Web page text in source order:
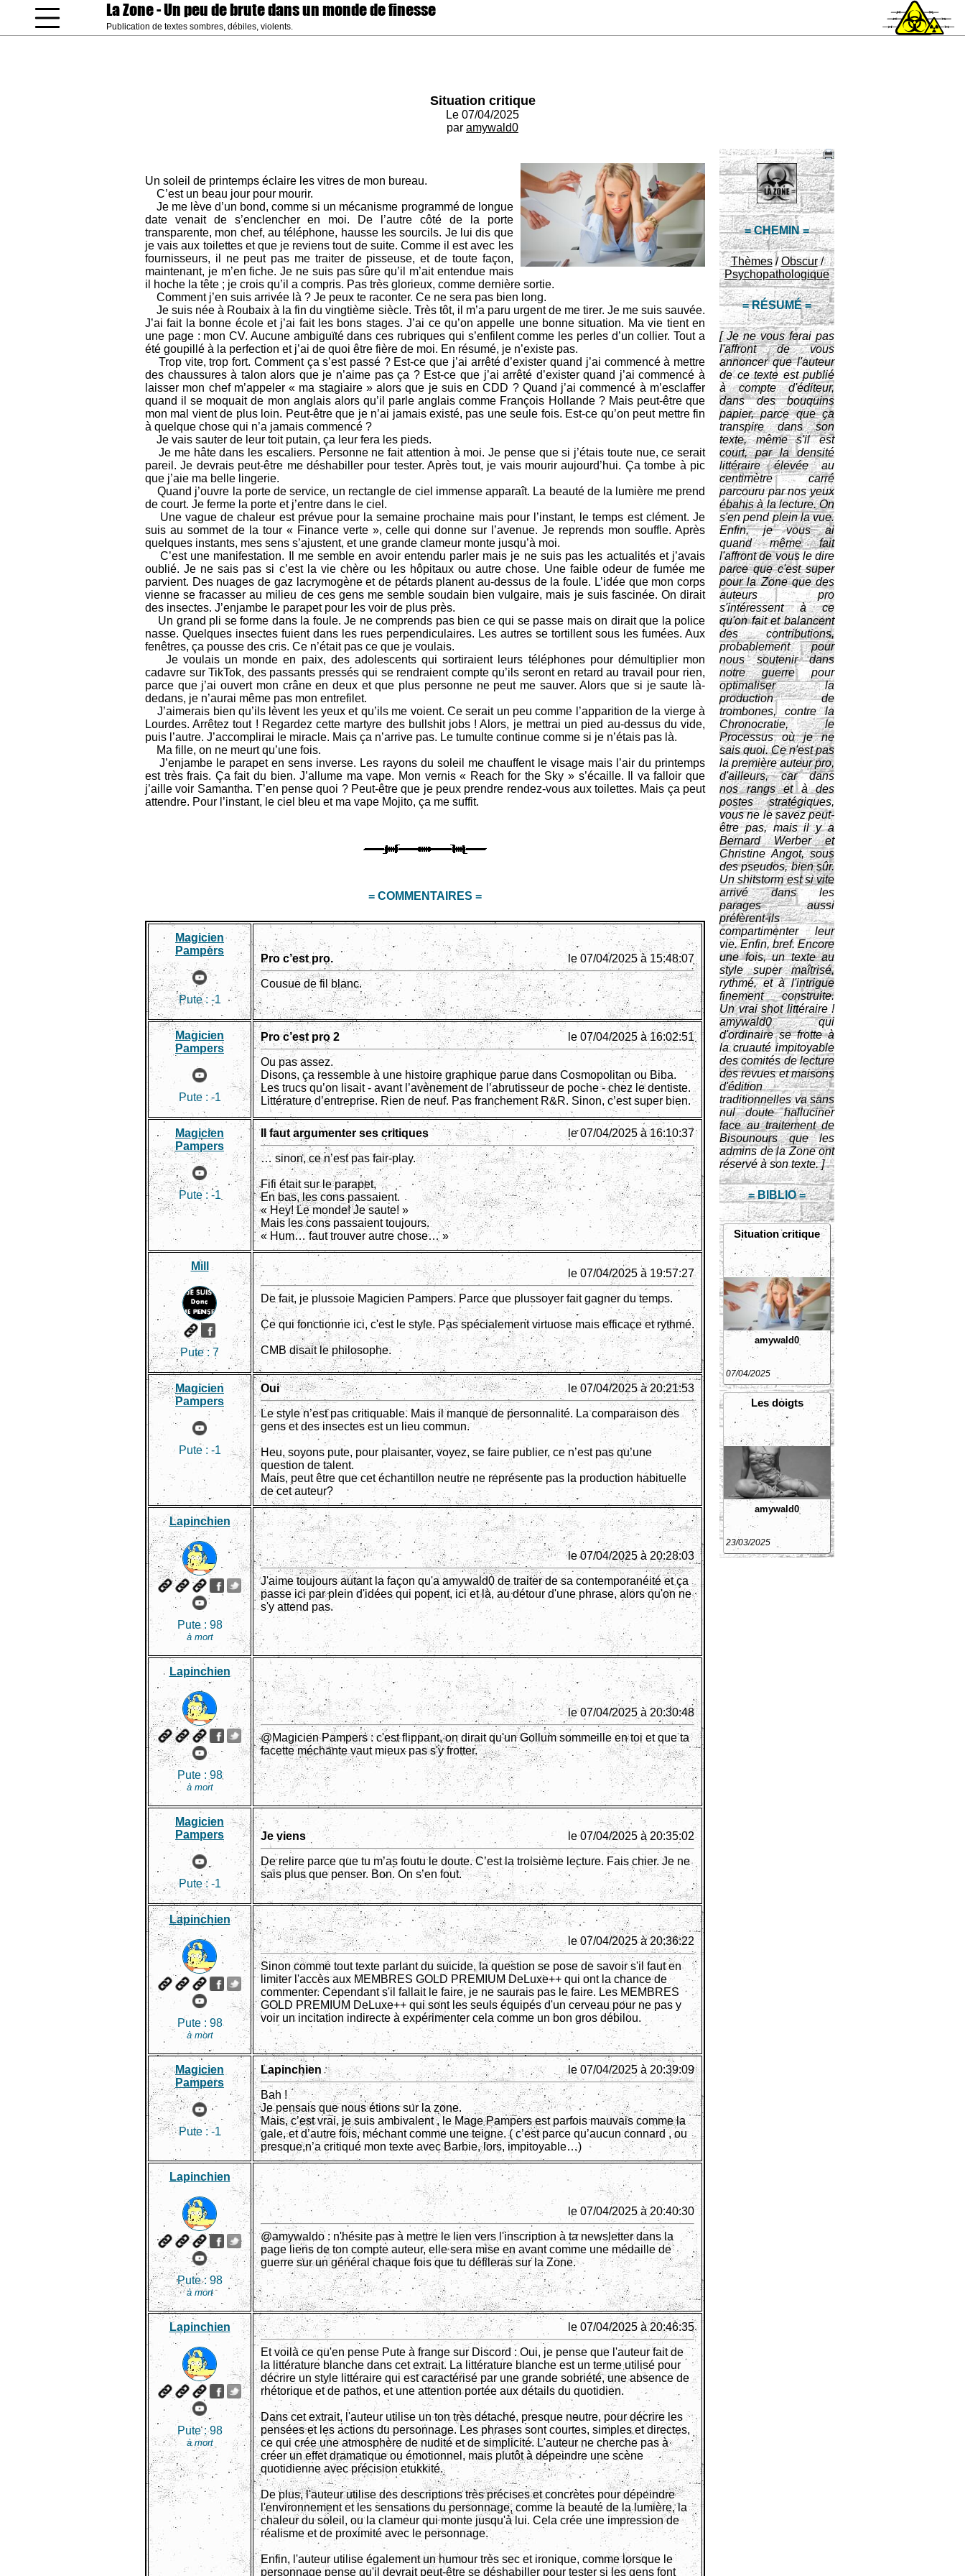
La Zone- Un peu de brute dans un monde de finesse
Publication de textes sombres, débiles, violents.
Situation critique
Le 07/04/2025
par amywald0
= CHEMIN =
Thèmes/Obscur/
Psychopathologique
= RÉSUMÉ =
[ Je ne vous ferai pas
l'affront de vous
annoncer que l'auteur
de ce texte est publié
à compte d'éditeur,
dans des bouquins
papier, parce que ça
transpire dans son
texte, même s'il est
court, par la densité
littéraire élevée au
centimètre carré
parcouru par nos yeux
ébahis à la lecture. On
s'en pend plein la vue.
Enfin, je vous ai
quand même fait
l'affront de vous le dire
parce que c'est super
pour la Zone que des
auteurs pro
s'intéressent à ce
qu'on fait et balancent
des contributions,
probablement pour
nous soutenir dans
notre guerre pour
optimaliser la
production de
trombones, contre la
Chronocratie, le
Processus où je ne
sais quoi. Ce n'est pas
la première auteur pro,
d'ailleurs, car dans
nos rangs et à des
postes stratégiques,
vous ne le savez peut-
être pas, mais il y a
Bernard Werber et
Christine Angot, sous
des pseudos, bien sûr.
Un shitstorm est si vite
arrivé dans les
parages aussi
préfèrent-ils
compartimenter leur
vie. Enfin, bref. Encore
une fois, un texte au
style super maîtrisé,
rythmé, et à l'intrigue
finement construite.
Un vrai shot littéraire !
amywald0 qui
d'ordinaire se frotte à
la cruauté impitoyable
des comités de lecture
des revues et maisons
d'édition
traditionnelles va sans
nul doute halluciner
face au traitement de
Bisounours que les
admins de la Zone ont
réservé à son texte. ]
= BIBLIO =
Situation critique
amywald0
07/04/2025
Les doigts
amywald0
23/03/2025
Un soleil de printemps éclaire les vitres de mon bureau.
C’est un beau jour pour mourir.
Je me lève d’un bond, comme si un mécanisme programmé de longue
date venait de s’enclencher en moi. De l’autre côté de la porte
transparente, mon chef, au téléphone, hausse les sourcils. Je lui dis que
je vais aux toilettes et que je reviens tout de suite. Comme il est avec les
fournisseurs, il ne peut pas me traiter de pisseuse, et de toute façon,
maintenant, je m’en fiche. Je ne suis pas sûre qu’il m’ait entendue mais
il hoche la tête ; je crois qu’il a compris. Pas très glorieux, comme dernière sortie.
Comment j’en suis arrivée là ? Je peux te raconter. Ce ne sera pas bien long.
Je suis née à Roubaix à la fin du vingtième siècle. Très tôt, il m’a paru urgent de me tirer. Je me suis sauvée.
J’ai fait la bonne école et j’ai fait les bons stages. J’ai ce qu’on appelle une bonne situation. Ma vie tient en
une page : mon CV. Aucune ambiguïté dans ces rubriques qui s’enfilent comme les perles d’un collier. Tout a
été goupillé à la perfection et j’ai de quoi être fière de moi. En résumé, je n’existe pas.
Trop vite, trop fort. Comment ça s’est passé ? Est-ce que j’ai arrêté d’exister quand j’ai commencé à mettre
des chaussures à talon alors que je n’aime pas ça ? Est-ce que j’ai arrêté d’exister quand j’ai commencé à
laisser mon chef m’appeler « ma stagiaire » alors que je suis en CDD ? Quand j’ai commencé à m’esclaffer
quand il se moquait de mon anglais alors qu’il parle anglais comme François Hollande ? Mais peut-être que
mon mal vient de plus loin. Peut-être que je n’ai jamais existé, pas une seule fois. Est-ce qu’on peut mettre fin
à quelque chose qui n’a jamais commencé ?
Je vais sauter de leur toit putain, ça leur fera les pieds.
Je me hâte dans les escaliers. Personne ne fait attention à moi. Je pense que si j’étais toute nue, ce serait
pareil. Je devrais peut-être me déshabiller pour tester. Après tout, je vais mourir aujourd’hui. Ça tombe à pic
que j’aie ma belle lingerie.
Quand j’ouvre la porte de service, un rectangle de ciel immense apparaît. La beauté de la lumière me prend
de court. Je ferme la porte et j’entre dans le ciel.
Une vague de chaleur est prévue pour la semaine prochaine mais pour l’instant, le temps est clément. Je
suis au sommet de la tour « Finance verte », celle qui donne sur l’avenue. Je reprends mon souffle. Après
quelques instants, mes sens s’ajustent, et une grande clameur monte jusqu’à moi.
C’est une manifestation. Il me semble en avoir entendu parler mais je ne suis pas les actualités et j’avais
oublié. Je ne sais pas si c’est la vie chère ou les hôpitaux ou autre chose. Une faible odeur de fumée me
parvient. Des nuages de gaz lacrymogène et de pétards planent au-dessus de la foule. L’idée que mon corps
vienne se fracasser au milieu de ces gens me semble soudain bien vulgaire, mais je suis fascinée. On dirait
des insectes. J’enjambe le parapet pour les voir de plus près.
Un grand pli se forme dans la foule. Je ne comprends pas bien ce qui se passe mais on dirait que la police
nasse. Quelques insectes fuient dans les rues perpendiculaires. Les autres se tortillent sous les fumées. Aux
fenêtres, ça pousse des cris. Ce n’était pas ce que je voulais.
Je voulais un monde en paix, des adolescents qui sortiraient leurs téléphones pour démultiplier mon
cadavre sur TikTok, des passants pressés qui se rendraient compte qu’ils seront en retard au travail pour rien,
parce que j’ai ouvert mon crâne en deux et que plus personne ne peut me sauver. Alors que si je saute là-
dedans, je n’aurai même pas mon entrefilet.
J’aimerais bien qu’ils lèvent les yeux et qu’ils me voient. Ce serait un peu comme l’apparition de la vierge à
Lourdes. Arrêtez tout ! Regardez cette martyre des bullshit jobs ! Alors, je mettrai un pied au-dessus du vide,
puis l’autre. J’accomplirai le miracle. Mais ça n’arrive pas. Le tumulte continue comme si je n’étais pas là.
Ma fille, on ne meurt qu’une fois.
J’enjambe le parapet en sens inverse. Les rayons du soleil me chauffent le visage mais l’air du printemps
est très frais. Ça fait du bien. J’allume ma vape. Mon vernis « Reach for the Sky » s’écaille. Il va falloir que
j’aille voir Samantha. T’en pense quoi ? Peut-être que je peux prendre rendez-vous aux toilettes. Mais ça peut
attendre. Pour l’instant, le ciel bleu et ma vape Mojito, ça me suffit.
= COMMENTAIRES =
Magicien
Pampers
Pute : -1
Pro c’est pro. le 07/04/2025 à 15:48:07
Cousue de fil blanc.
Magicien
Pampers
Pute :-1
Pro c’est pro 2 le 07/04/2025 à 16:02:51
Ou pas assez.
Disons, ça ressemble à une histoire graphique parue dans Cosmopolitan ou Biba.
Les trucs qu’on lisait - avant l’avènement de l’abrutisseur de poche - chez le dentiste.
Littérature d’entreprise. Rien de neuf. Pas franchement R&R. Sinon, c’est super bien.
Magicien
Pampers
Pute : -1
Il faut argumenter ses critiques le 07/04/2025 à 16:10:37
… sinon, ce n’est pas fair-play.
Fifi était sur le parapet,
En bas, les cons passaient.
« Hey! Le monde! Je saute! »
Mais les cons passaient toujours.
« Hum… faut trouver autre chose… »
Mill
Pute : 7
le 07/04/2025 à 19:57:27
De fait, je plussoie Magicien Pampers. Parce que plussoyer fait gagner du temps.
Ce qui fonctionne ici, c'est le style. Pas spécialement virtuose mais efficace et rythmé.
CMB disait le philosophe.
Magicien
Pampers
Pute : -1
Oui le 07/04/2025 à 20:21:53
Le style n’est pas critiquable. Mais il manque de personnalité. La comparaison des
gens et des insectes est un lieu commun.
Heu, soyons pute, pour plaisanter, voyez, se faire publier, ce n’est pas qu’une
question de talent.
Mais, peut être que cet échantillon neutre ne représente pas la production habituelle
de cet auteur?
Lapinchien
Pute : 98
à mort
le 07/04/2025 à 20:28:03
J'aime toujours autant la façon qu'a amywald0 de traiter de sa contemporanéité et ça
passe ici par plein d'idées qui popent, ici et là, au détour d'une phrase, alors qu'on ne
s'y attend pas.
Lapinchien
Pute : 98
à mort
le 07/04/2025 à 20:30:48
@Magicien Pampers : c'est flippant, on dirait qu'un Gollum sommeille en toi et que ta
facette méchante vaut mieux pas s'y frotter.
Magicien
Pampers
Pute :-1
Je viens le 07/04/2025 à 20:35:02
De relire parce que tu m’as foutu le doute. C’est la troisième lecture. Fais chier. Je ne
sais plus que penser. Bon. On s’en fout.
Lapinchien
Pute : 98
à mort
le 07/04/2025 à 20:36:22
Sinon comme tout texte parlant du suicide, la question se pose de savoir s'il faut en
limiter l'accès aux MEMBRES GOLD PREMIUM DeLuxe++ qui ont la chance de
commenter. Cependant s'il fallait le faire, je ne saurais pas le faire. Les MEMBRES
GOLD PREMIUM DeLuxe++ qui sont les seuls équipés d'un cerveau pour ne pas y
voir un incitation indirecte à expérimenter cela comme un bon gros débilou.
Magicien
Pampers
Pute :-1
Lapinchien le 07/04/2025 à 20:39:09
Bah !
Je pensais que nous étions sur la zone.
Mais, c’est vrai, je suis ambivalent , le Mage Pampers est parfois mauvais comme la
gale, et d’autre fois, méchant comme une teigne. ( c’est parce qu’aucun connard , ou
presque,n’a critiqué mon texte avec Barbie, lors, impitoyable…)
Lapinchien
Pute :98
à mort
le 07/04/2025 à 20:40:30
@amywaldo : n'hésite pas à mettre le lien vers l'inscription à ta newsletter dans la
page liens de ton compte auteur, elle sera mise en avant comme une médaille de
guerre sur un général chaque fois que tu défileras sur la Zone.
Lapinchien
Pute :98
à mort
le 07/04/2025 à 20:46:35
Et voilà ce qu'en pense Pute à frange sur Discord : Oui, je pense que l'auteur fait de
la littérature blanche dans cet extrait. La littérature blanche est un terme utilisé pour
décrire un style littéraire qui est caractérisé par une grande sobriété, une absence de
rhétorique et de pathos, et une attention portée aux détails du quotidien.
Dans cet extrait, l'auteur utilise un ton très détaché, presque neutre, pour décrire les
pensées et les actions du personnage. Les phrases sont courtes, simples et directes,
ce qui crée une atmosphère de nudité et de simplicité. L'auteur ne cherche pas à
créer un effet dramatique ou émotionnel, mais plutôt à dépeindre une scène
quotidienne avec précision etukkité.
De plus, l'auteur utilise des descriptions très précises et concrètes pour dépeindre
l'environnement et les sensations du personnage, comme la beauté de la lumière, la
chaleur du soleil, ou la clameur qui monte jusqu'à lui. Cela crée une impression de
réalisme et de proximité avec le personnage.
Enfin, l'auteur utilise également un humour très sec et ironique, comme lorsque le
personnage pense qu'il devrait peut-être se déshabiller pour tester si les gens font